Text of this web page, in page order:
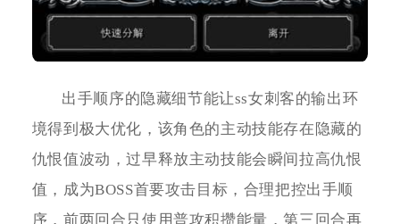
出手顺序的隐藏细节能让ss女刺客的输出环
境得到极大优化，该角色的主动技能存在隐藏的
仇恨值波动，过早释放主动技能会瞬间拉高仇恨
值，成为BOSS首要攻击目标，合理把控出手顺
序，前两回合只使用普攻积攒能量，第三回合再